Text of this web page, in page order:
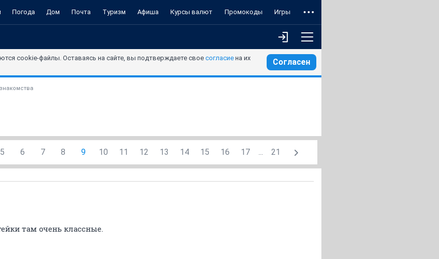
Погода Дом Почта Туризм Афиша Курсы валют Промокоды Игры
cookie-файлы. Оставаясь на сайте, вы подтверждаете свое согласие на их
Согласен
5 6 7 8 9 10 11 12 13 14 15 16 17 ... 21
там очень классные.